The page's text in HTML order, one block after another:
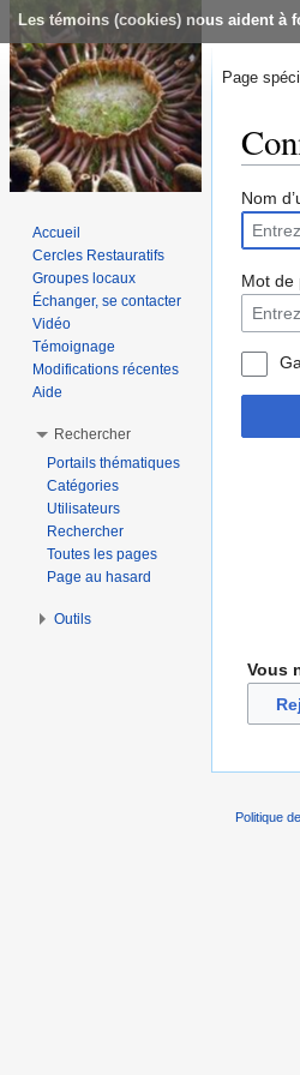
Les témoins (cookies) nous aident
Nom
Mot de
Vous
Page
Accueil
Cercles Restauratifs
Groupes locaux
Échanger, se contacter
Vidéo
Témoignage
Modifications récentes
Aide
Rechercher
Portails thématiques
Catégories
Utilisateurs
Rechercher
Toutes les pages
Page au hasard
Outils
Politique